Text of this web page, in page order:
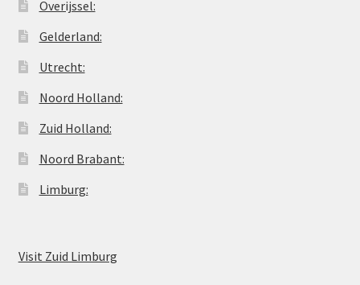
Overijssel:
Gelderland:
Utrecht:
Noord Holland:
Zuid Holland:
Noord Brabant:
Limburg:
Visit Zuid Limburg